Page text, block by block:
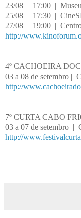
23/08 | 17:00 |
25/08 | 17:30 |
27/08 | 19:00 |
http://
4º CACHOEIRA DOC
03 a 08 de setembro |
http://
7º CURTA CABO
03 a 07 de setembro |
http://